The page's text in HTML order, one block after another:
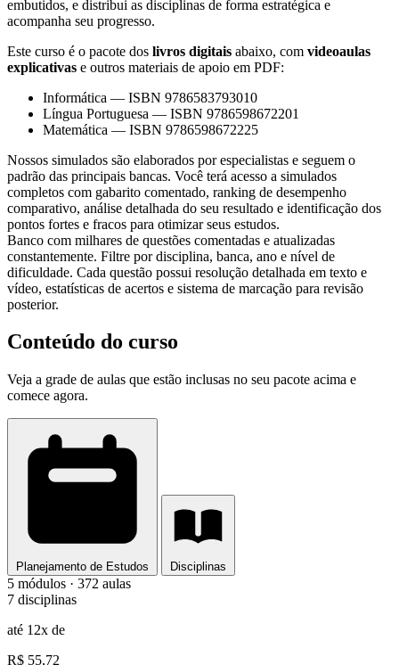
embutidos, e distribui as disciplinas de forma estratégica e
acompanha seu progresso.
Este curso é o pacote dos livros digitais abaixo, com videoaulas
explicativas e outros materiais de apoio em PDF:
Informática — ISBN 9786583793010
Língua Portuguesa — ISBN 9786598672201
Matemática — ISBN 9786598672225
Nossos simulados são elaborados por especialistas e seguem o
padrão das principais bancas. Você terá acesso a simulados
completos com gabarito comentado, ranking de desempenho
comparativo, análise detalhada do seu resultado e identificação dos
pontos fortes e fracos para otimizar seus estudos.
Banco com milhares de questões comentadas e atualizadas
constantemente. Filtre por disciplina, banca, ano e nível de
dificuldade. Cada questão possui resolução detalhada em texto e
vídeo, estatísticas de acertos e sistema de marcação para revisão
posterior.
Conteúdo do curso
Veja a grade de aulas que estão inclusas no seu pacote acima e
comece agora.
Planejamento de Estudos Disciplinas
5 módulos · 372 aulas
7 disciplinas
até 12x de
R$ 55,72